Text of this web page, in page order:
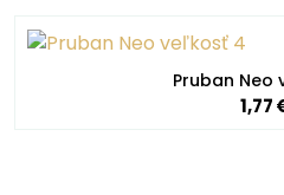
Pruban Neo
1,77